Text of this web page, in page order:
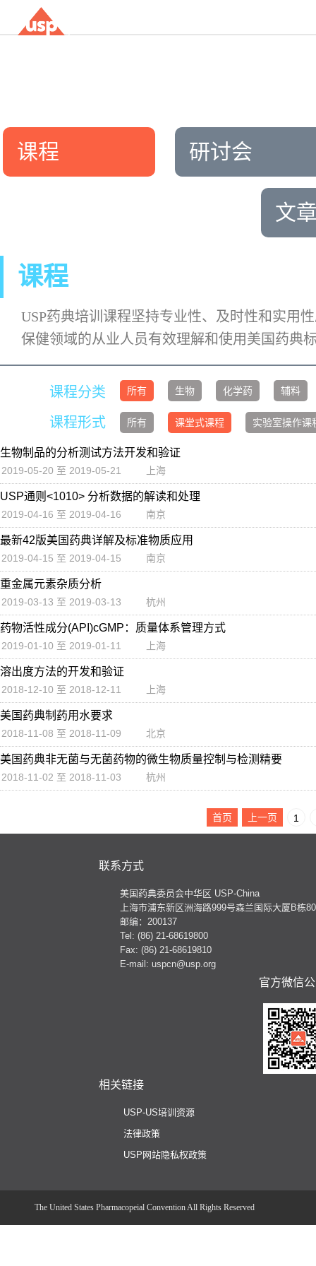
课程 研讨会
文
课程
USP药典培训课程坚持专业性、及时性和实用
保健领域的从业人员有效理解和使用美国药典
课程分类 所有 生物 化学药 辅料
课程形式 所有 课堂式课程 实验室操作课
生物制品的分析测试方法开发和验证
2019-05-20 至 2019-05-21 上海
USP通则<1010> 分析数据的解读和处理
2019-04-16 至 2019-04-16 南京
最新42版美国药典详解及标准物质应用
2019-04-15 至 2019-04-15 南京
重金属元素杂质分析
2019-03-13 至 2019-03-13 杭州
药物活性成分(API)cGMP：质量体系管理方式
2019-01-10 至 2019-01-11 上海
溶出度方法的开发和验证
2018-12-10 至 2018-12-11 上海
美国药典制药用水要求
2018-11-08 至 2018-11-09 北京
美国药典非无菌与无菌药物的微生物质量控制与检测精要
2018-11-02 至 2018-11-03 杭州
首页 上一页 1
联系方式
美国药典委员会中华区 USP-China
上海市浦东新区洲海路999号森兰国际大厦B栋
邮编：200137
Tel: (86) 21-68619800
Fax: (86) 21-68619810
E-mail: uspcn@usp.org
官方微信
相关链接
USP-US培训资源
法律政策
USP网站隐私权政策
The United States Pharmacopeial Convention All Rights Reserved